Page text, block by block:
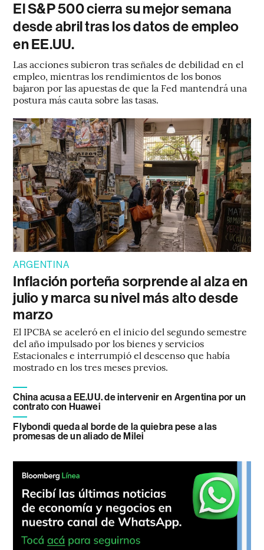
El S&P 500 cierra su mejor semana
desde abril tras los datos de empleo
en EE.UU.
Las acciones subieron tras señales de debilidad en el
empleo, mientras los rendimientos de los bonos
bajaron por las apuestas de que la Fed mantendrá una
postura más cauta sobre las tasas.
ARGENTINA
Inflación porteña sorprende al alza en
julio y marca su nivel más alto desde
marzo
El IPCBA se aceleró en el inicio del segundo semestre
del año impulsado por los bienes y servicios
Estacionales e interrumpió el descenso que había
mostrado en los tres meses previos.
China acusa a EE.UU. de intervenir en Argentina por un
contrato con Huawei
Flybondi queda al borde de la quiebra pese a las
promesas de un aliado de Milei